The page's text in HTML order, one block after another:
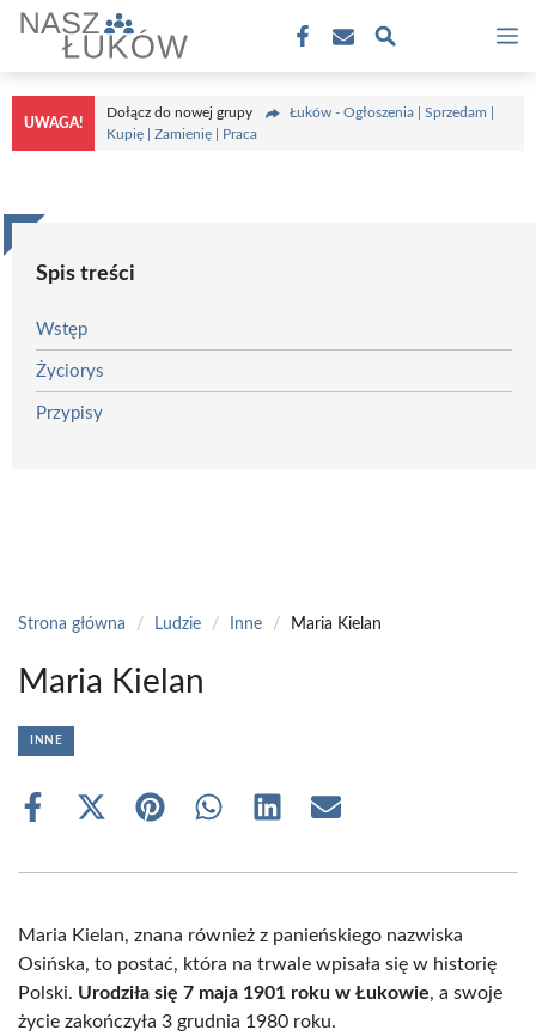
Przejdź
treści
UWAGA!
Dołącz do nowej grupy
Łuków - Ogłoszenia | Sprzedam |
Kupię | Zamienię | Praca
Spis treści
Wstęp
Życiorys
Przypisy
Strona główna / Ludzie / Inne / Maria Kielan
Maria Kielan
INNE
Share
Share
(Twitter)
Share Share Share Share
Maria Kielan, znana również z panieńskiego nazwiska
Osińska, to postać, która na trwale wpisała się w historię
Polski. Urodziła się 7 maja 1901 roku w Łukowie, a swoje
życie zakończyła 3 grudnia 1980 roku.